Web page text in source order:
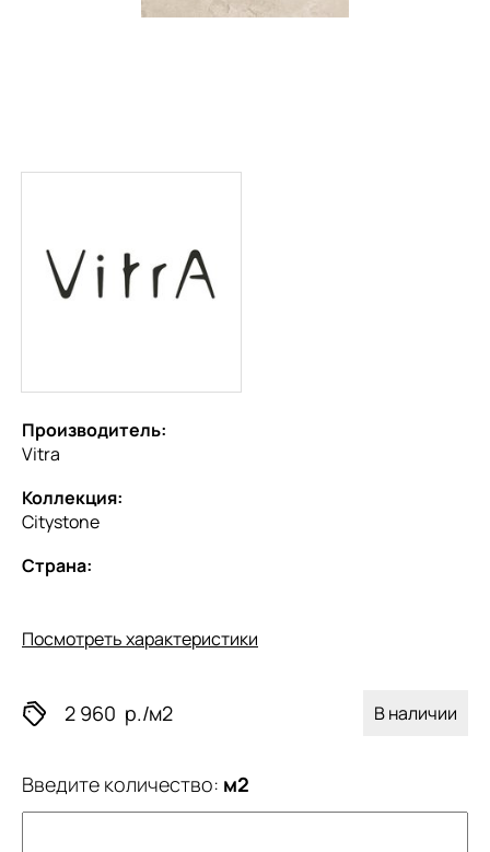
Производитель:
Vitra
Коллекция:
Citystone
Страна:
Посмотреть характеристики
2 960 р./м2 В наличии
Введите количество: м2